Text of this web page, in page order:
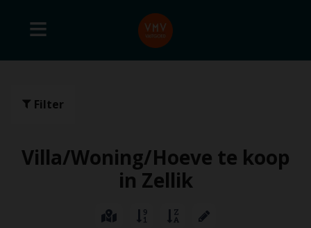
Filter
Villa/Woning/Hoeve te koop
in Zellik